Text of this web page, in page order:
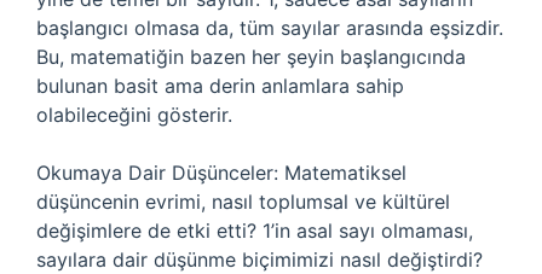
başlangıcı olmasa da, tüm sayılar arasında eşsizdir.
Bu, matematiğin bazen her şeyin başlangıcında
bulunan basit ama derin anlamlara sahip
olabileceğini gösterir.
Okumaya Dair Düşünceler: Matematiksel
düşüncenin evrimi, nasıl toplumsal ve kültürel
değişimlere de etki etti? 1’in asal sayı olmaması,
sayılara dair düşünme biçimimizi nasıl değiştirdi?